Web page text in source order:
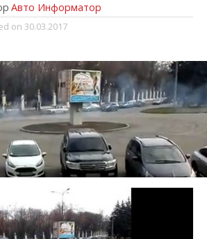
Авто Информатор
on 30.03.2017